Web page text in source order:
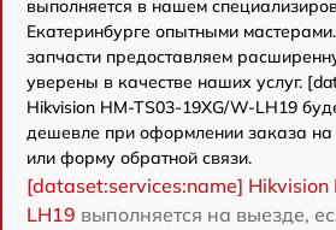
выполняется в нашем
Екатеринбурге опытными
запчасти предоставляем
уверены в качестве наших услуг.
Hikvision HM-TS03-19XG/W-LH19
дешевле при оформлении заказа на
или форму обратной связи.
[dataset:services:name]
LH19 выполняется на выезде,